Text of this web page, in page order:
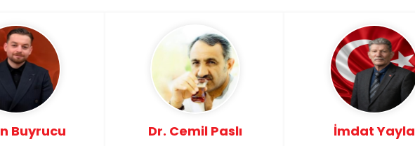
Buyrucu Dr. Cemil Paslı İmdat Yayla